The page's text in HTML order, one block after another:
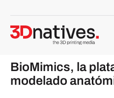
BioMimics, la
modelado